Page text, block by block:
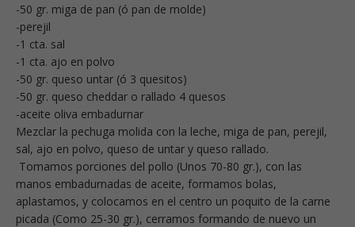
-50 gr. miga de pan (ó pan de molde)
-perejil
-1 cta. sal
-1 cta. ajo en polvo
-50 gr. queso untar (ó 3 quesitos)
-50 gr. queso cheddar o rallado 4 quesos
-aceite oliva embadurnar
Mezclar la pechuga molida con la leche, miga de pan, perejil,
sal, ajo en polvo, queso de untar y queso rallado.
Tomamos porciones del pollo (Unos 70-80 gr.), con las
manos embadurnadas de aceite, formamos bolas,
aplastamos, y colocamos en el centro un poquito de la carne
picada (Como 25-30 gr.), cerramos formando de nuevo un